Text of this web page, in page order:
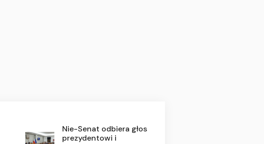
Nie-Senat odbiera głos
prezydentowi i